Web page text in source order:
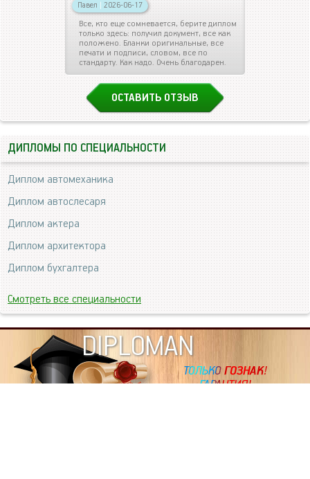
Павел | 2026-06-17
Все, кто еще сомневается, берите диплом
только здесь: получил документ, все как
положено. Бланки оригинальные, все
печати и подписи, словом, все по
стандарту. Как надо. Очень благодарен.
ОСТАВИТЬ ОТЗЫВ
ДИПЛОМЫ ПО СПЕЦИАЛЬНОСТИ
Диплом автомеханика
Диплом автослесаря
Диплом актера
Диплом архитектора
Диплом бухгалтера
Смотреть все специальности
DIPLOMAN